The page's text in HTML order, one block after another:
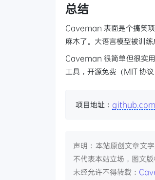
总结
Caveman 表面是个搞笑
麻木了。大语言模型被训
Caveman 很简单但很实
工具，开源免费（MIT 协议
项目地址：
声明：本站原创文章文
不代表本站立场，图文
未经允许不得转载：